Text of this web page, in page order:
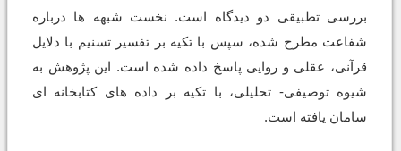
بررسی تطبیقی دو دیدگاه است. نخست شبهه ها درباره
شفاعت مطرح شده، سپس با تکیه بر تفسیر تسنیم با دلایل
قرآنی، عقلی و روایی پاسخ داده شده است. این پژوهش به
شیوه توصیفی- تحلیلی، با تکیه بر داده های کتابخانه ای
سامان یافته است.